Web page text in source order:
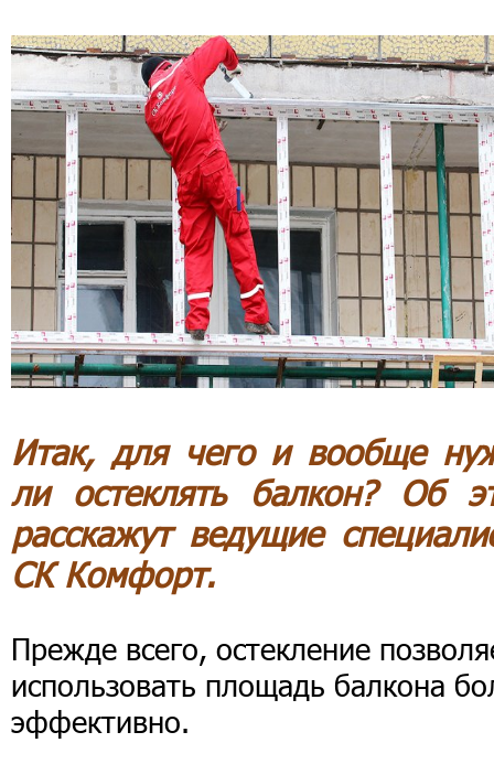
Итак, для чего и вообще
ли остеклять балкон? Об
расскажут ведущие
СК Комфорт.
Прежде всего, остекление
использовать площадь балкона
эффективно.